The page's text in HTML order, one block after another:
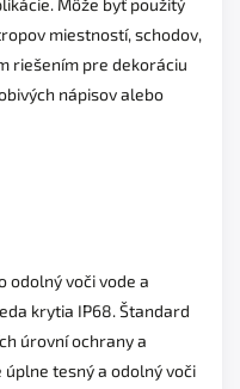
Môže byť použitý
miestností, schodov,
riešením pre dekoráciu
nápisov alebo
odolný voči vode a
krytia IP68. Štandard
úrovní ochrany a
úplne tesný a odolný voči